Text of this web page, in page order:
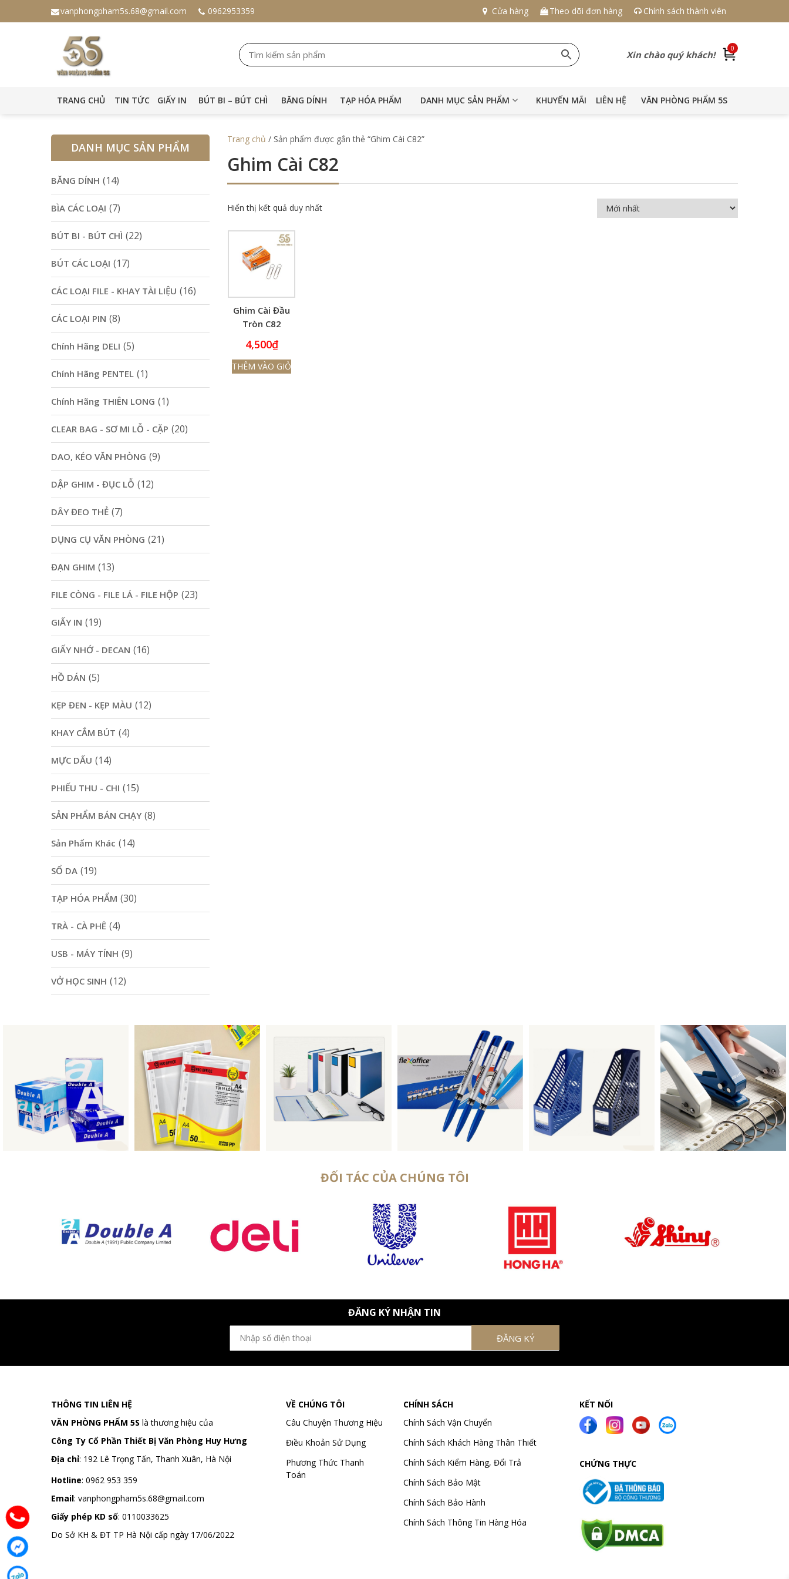
vanphongpham5s.68@gmail.com 0962953359 Cửa hàng Theo dõi đơn hàng Chính sách thành viên
Xin chào quý khách!
0
TRANG CHỦ TIN TỨC GIẤY IN BÚT BI – BÚT CHÌ BĂNG DÍNH TẠP HÓA PHẨM DANH MỤC SẢN PHẨM KHUYẾN MÃI LIÊN HỆ VĂN PHÒNG PHẨM 5S
Trang chủ / Sản phẩm được gắn thẻ “Ghim Cài C82”
Ghim Cài C82
Hiển thị kết quả duy nhất
Ghim Cài Đầu
Tròn C82
4,500₫
THÊM VÀO GIỎ
DANH MỤC SẢN PHẨM
BĂNG DÍNH (14)
BÌA CÁC LOẠI (7)
BÚT BI - BÚT CHÌ (22)
BÚT CÁC LOẠI (17)
CÁC LOẠI FILE - KHAY TÀI LIỆU (16)
CÁC LOẠI PIN (8)
Chính Hãng DELI (5)
Chính Hãng PENTEL (1)
Chính Hãng THIÊN LONG (1)
CLEAR BAG - SƠ MI LỖ - CẶP (20)
DAO, KÉO VĂN PHÒNG (9)
DẬP GHIM - ĐỤC LỖ (12)
DÂY ĐEO THẺ (7)
DỤNG CỤ VĂN PHÒNG (21)
ĐẠN GHIM (13)
FILE CÒNG - FILE LÁ - FILE HỘP (23)
GIẤY IN (19)
GIẤY NHỚ - DECAN (16)
HỒ DÁN (5)
KẸP ĐEN - KẸP MÀU (12)
KHAY CẮM BÚT (4)
MỰC DẤU (14)
PHIẾU THU - CHI (15)
SẢN PHẨM BÁN CHẠY (8)
Sản Phẩm Khác (14)
SỔ DA (19)
TẠP HÓA PHẨM (30)
TRÀ - CÀ PHÊ (4)
USB - MÁY TÍNH (9)
VỞ HỌC SINH (12)
ĐỐI TÁC CỦA CHÚNG TÔI
ĐĂNG KÝ NHẬN TIN
THÔNG TIN LIÊN HỆ
VĂN PHÒNG PHẨM 5S là thương hiệu của
Công Ty Cổ Phần Thiết Bị Văn Phòng Huy Hưng
Địa chỉ: 192 Lê Trọng Tấn, Thanh Xuân, Hà Nội
Hotline: 0962 953 359
Email: vanphongpham5s.68@gmail.com
Giấy phép KD số: 0110033625
Do Sở KH & ĐT TP Hà Nội cấp ngày 17/06/2022
VỀ CHÚNG TÔI
Câu Chuyện Thương Hiệu
Điều Khoản Sử Dụng
Phương Thức Thanh
Toán
CHÍNH SÁCH
Chính Sách Vận Chuyển
Chính Sách Khách Hàng Thân Thiết
Chính Sách Kiểm Hàng, Đổi Trả
Chính Sách Bảo Mật
Chính Sách Bảo Hành
Chính Sách Thông Tin Hàng Hóa
KẾT NỐI
CHỨNG THỰC